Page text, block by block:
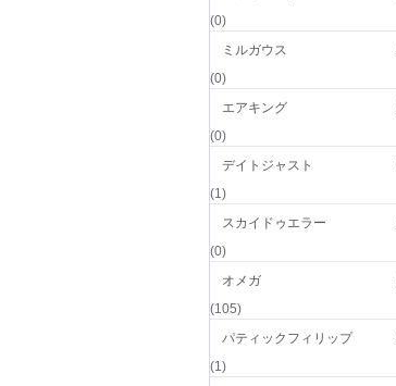
(0)
ミルガウス
(0)
エアキング
(0)
デイトジャスト
(1)
スカイドゥエラー
(0)
オメガ
(105)
パティックフィリップ
(1)